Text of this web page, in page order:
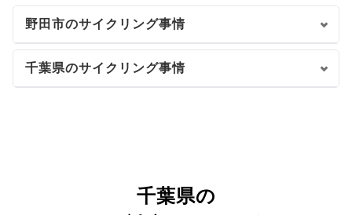
野田市のサイクリング事情
千葉県のサイクリング事情
千葉県の